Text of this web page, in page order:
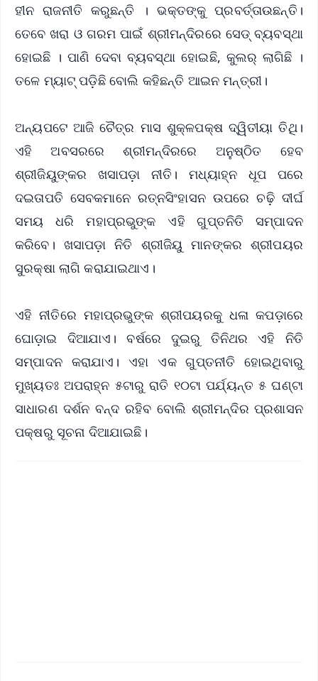
ହୀନ ରାଜନୀତି କରୁଛନ୍ତି । ଭକ୍ତଙ୍କୁ ପ୍ରବର୍ତ୍ତାଉଛନ୍ତି।
ତେବେ ଖରା ଓ ଗରମ ପାଇଁ ଶ୍ରୀମନ୍ଦିରରେ ସେଡ୍ ବ୍ୟବସ୍ଥା
ହୋଇଛି । ପାଣି ଦେବା ବ୍ୟବସ୍ଥା ହୋଇଛି, କୁଲର୍ ଲାଗିଛି ।
ତଳେ ମ୍ୟାଟ୍ ପଡ଼ିଛି ବୋଲି କହିଛନ୍ତି ଆଇନ ମନ୍ତ୍ରୀ।
ଅନ୍ୟପଟେ ଆଜି ଚୈତ୍ର ମାସ ଶୁକ୍ଳପକ୍ଷ ଦ୍ୱିତୀୟା ତିଥି।
ଏହି ଅବସରରେ ଶ୍ରୀମନ୍ଦିରରେ ଅନୁଷ୍ଠିତ ହେବ
ଶ୍ରୀଜିୟୁଙ୍କର ଖସାପଡ଼ା ନୀତି। ମଧ୍ୟାହ୍ନ ଧୂପ ପରେ
ଦଇତାପତି ସେବକମାନେ ରତ୍ନସିଂହାସନ ଉପରେ ଚଢ଼ି ଦୀର୍ଘ
ସମୟ ଧରି ମହାପ୍ରଭୁଙ୍କ ଏହି ଗୁପ୍ତନିତି ସମ୍ପାଦନ
କରିବେ। ଖସାପଡ଼ା ନିତି ଶ୍ରୀଜିୟୁ ମାନଙ୍କର ଶ୍ରୀପୟର
ସୁରକ୍ଷା ଲାଗି କରାଯାଇଥାଏ।
ଏହି ନୀତିରେ ମହାପ୍ରଭୁଙ୍କ ଶ୍ରୀପୟରକୁ ଧଳା କପଡ଼ାରେ
ଘୋଡ଼ାଇ ଦିଆଯାଏ। ବର୍ଷରେ ଦୁଇରୁ ତିନିଥର ଏହି ନିତି
ସମ୍ପାଦନ କରାଯାଏ। ଏହା ଏକ ଗୁପ୍ତନୀତି ହୋଇଥିବାରୁ
ମୁଖ୍ୟତଃ ଅପରାହ୍ନ ୫ଟାରୁ ରାତି ୧୦ଟା ପର୍ଯ୍ୟନ୍ତ ୫ ଘଣ୍ଟା
ସାଧାରଣ ଦର୍ଶନ ବନ୍ଦ ରହିବ ବୋଲି ଶ୍ରୀମନ୍ଦିର ପ୍ରଶାସନ
ପକ୍ଷରୁ ସୂଚନା ଦିଆଯାଇଛି।